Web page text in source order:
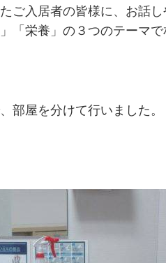
ご入居者の皆様に、お話
「栄養」の３つのテーマで
部屋を分けて行いました。